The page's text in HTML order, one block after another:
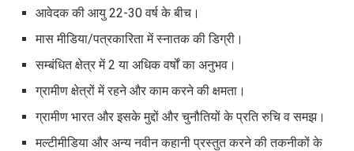
आवेदक की आयु 22-30 वर्ष के बीच।
मास मीडिया/पत्रकारिता में स्नातक की डिग्री।
सम्बंधित क्षेत्र में 2 या अधिक वर्षों का अनुभव।
ग्रामीण क्षेत्रों में रहने और काम करने की क्षमता।
ग्रामीण भारत और इसके मुद्दों और चुनौतियों के प्रति रुचि व समझ।
मल्टीमीडिया और अन्य नवीन कहानी प्रस्तुत करने की तकनीकों के